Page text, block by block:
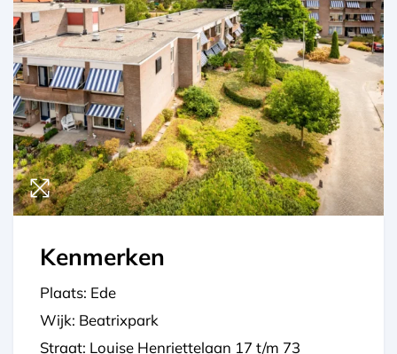
Kenmerken
Plaats: Ede
Wijk: Beatrixpark
Straat: Louise Henriettelaan 17 t/m 73